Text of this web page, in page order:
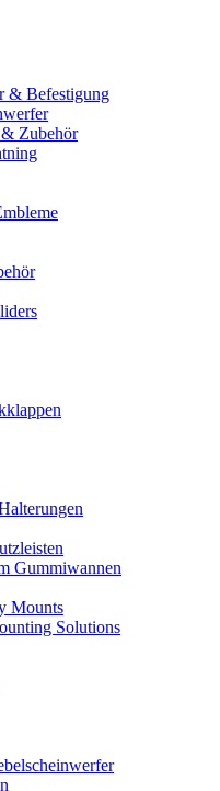
& Befestigung
Zubehör
Gummiwannen
Mounts
Solutions